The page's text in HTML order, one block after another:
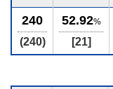
240
(240)
52.92%
[21]